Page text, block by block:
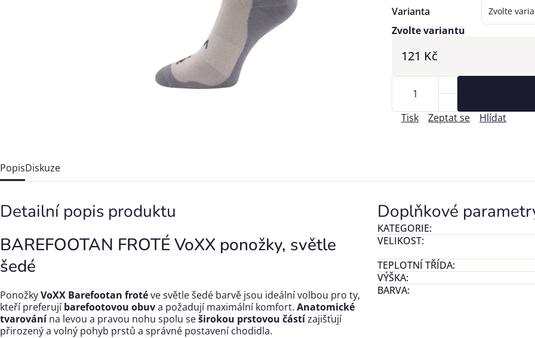
121 Kč
Zvolte variantu
Varianta
Tisk Zeptat se Hlídat
PopisDiskuze
Detailní popis produktu
BAREFOOTAN FROTÉ VoXX ponožky, světle
šedé
PonožkyVoXX Barefootan frotéve světle šedé barvě jsou ideální volbou pro ty,
kteří preferujíbarefootovou obuva požadují maximální komfort. Anatomické
tvarovánína levou a pravou nohu spolu seširokou prstovou částízajišťují
přirozený a volný pohyb prstů a správné postavení chodidla.
Doplňkové
KATEGORIE:
VELIKOST:
TEPLOTNÍ TŘÍDA:
VÝŠKA:
BARVA: